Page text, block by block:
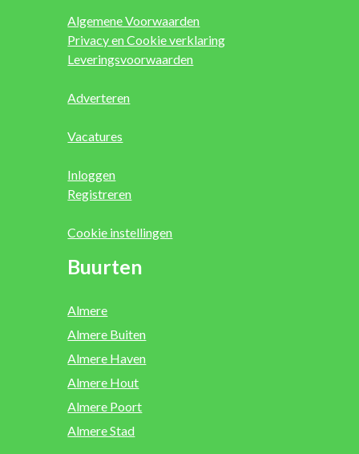
Algemene Voorwaarden
Privacy en Cookie verklaring
Leveringsvoorwaarden
Adverteren
Vacatures
Inloggen
Registreren
Cookie instellingen
Buurten
Almere
Almere Buiten
Almere Haven
Almere Hout
Almere Poort
Almere Stad